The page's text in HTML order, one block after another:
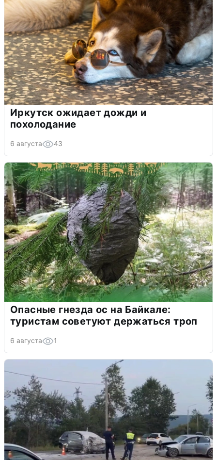
Иркутск ожидает дожди и
похолодание
6 августа 43
Опасные гнезда ос на Байкале:
туристам советуют держаться троп
6 августа 1